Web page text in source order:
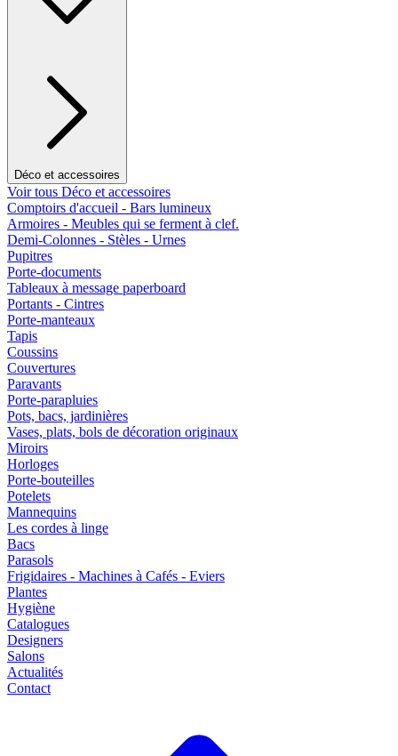
Déco et accessoires
Voir tous Déco et accessoires
Comptoirs d'accueil - Bars lumineux
Armoires - Meubles qui se ferment à clef.
Demi-Colonnes - Stèles - Urnes
Pupitres
Porte-documents
Tableaux à message paperboard
Portants - Cintres
Porte-manteaux
Tapis
Coussins
Couvertures
Paravants
Porte-parapluies
Pots, bacs, jardinières
Vases, plats, bols de décoration originaux
Miroirs
Horloges
Porte-bouteilles
Potelets
Mannequins
Les cordes à linge
Bacs
Parasols
Frigidaires - Machines à Cafés - Eviers
Plantes
Hygiène
Catalogues
Designers
Salons
Actualités
Contact